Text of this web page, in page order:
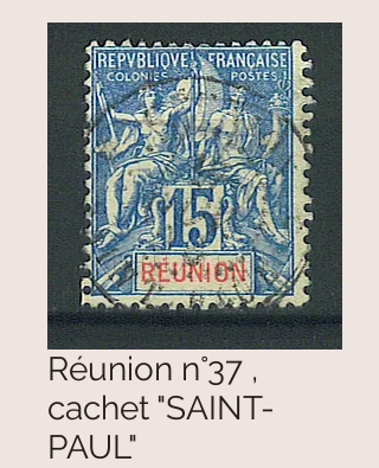
Réunion n°37 ,
cachet "SAINT-
PAUL"